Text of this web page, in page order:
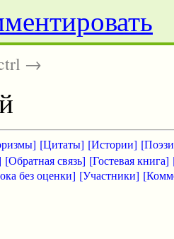
→
[Цитаты] [Истории]
[Обратная связь] [Гостевая книга]
без оценки] [Участники]